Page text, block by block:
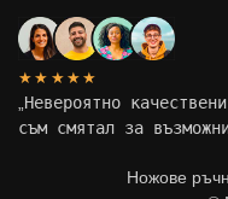
★★★★★
„Невероятно
съм смятал за
Ножове